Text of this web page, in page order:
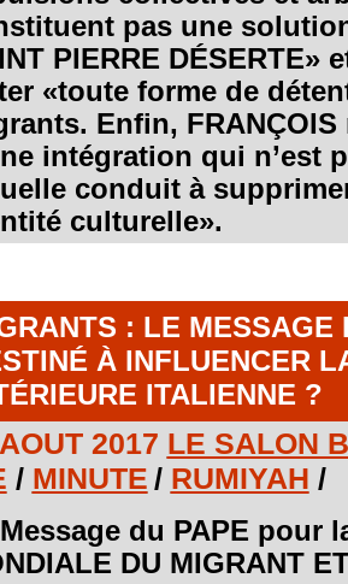
pas une
PIERRE DÉSERTE»
«toute forme de
Enfin,
intégration qui n’est
conduit à
culturelle».
: LE MESSAGE
À INFLUENCER
ITALIENNE ?
2017 LE SALON
/ MINUTE / RUMIYAH /
du PAPE pour
DU MIGRANT